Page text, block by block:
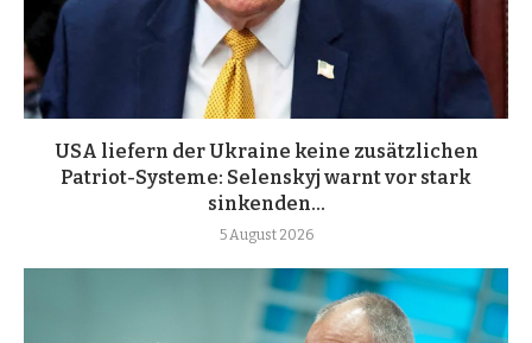
USA liefern der Ukraine keine zusätzlichen
Patriot-Systeme: Selenskyj warnt vor stark
sinkenden...
5 August 2026